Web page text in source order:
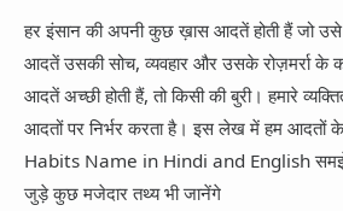
Jio Phone
BSNL
App Information
Betting Apps
General Knowledge
Bhakti
Trending
Entertainment
WhatsApp
Instagram
Facebook
Twitter
हर इंसान की अपनी कुछ ख़ास आदतें होती हैं जो
आदतें उसकी सोच, व्यवहार और उसके रोज़मर्रा के
आदतें अच्छी होती हैं, तो किसी की बुरी। हमारे
आदतों पर निर्भर करता है। इस लेख में हम आदतों
Habits Name in Hindi and English
जुड़े कुछ मजेदार तथ्य भी जानेंगे